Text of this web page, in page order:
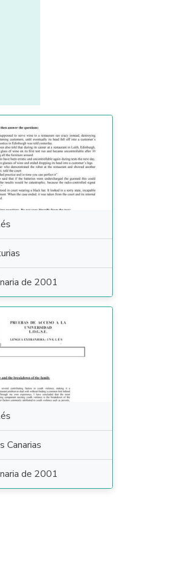
de 2001
Canarias
de 2001